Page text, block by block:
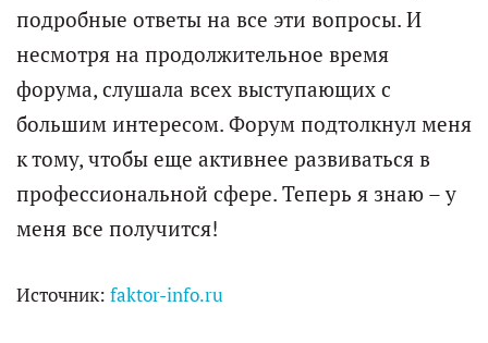
подробные ответы на все эти вопросы. И
несмотря на продолжительное время
форума, слушала всех выступающих с
большим интересом. Форум подтолкнул меня
к тому, чтобы еще активнее развиваться в
профессиональной сфере. Теперь я знаю – у
меня все получится!
Источник: faktor-info.ru